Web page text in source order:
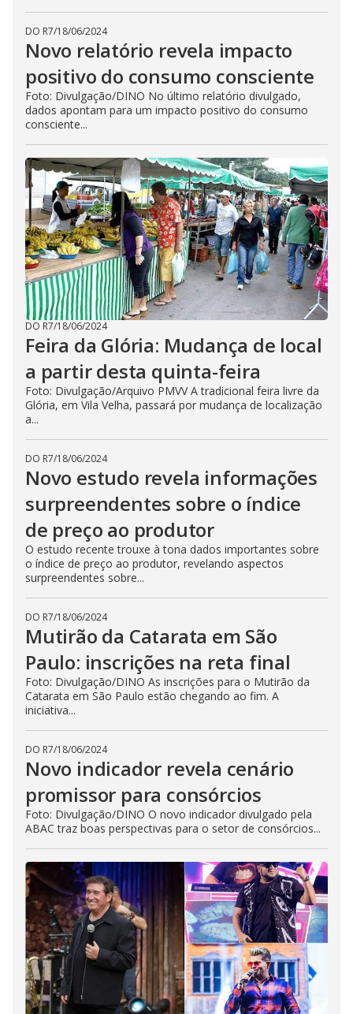
DO R7/18/06/2024
Novo relatório revela impacto
positivo do consumo consciente
Foto: Divulgação/DINO No último relatório divulgado,
dados apontam para um impacto positivo do consumo
consciente...
DO R7/18/06/2024
Feira da Glória: Mudança de local
a partir desta quinta-feira
Foto: Divulgação/Arquivo PMVV A tradicional feira livre da
Glória, em Vila Velha, passará por mudança de localização
a...
DO R7/18/06/2024
Novo estudo revela informações
surpreendentes sobre o índice
de preço ao produtor
O estudo recente trouxe à tona dados importantes sobre
o índice de preço ao produtor, revelando aspectos
surpreendentes sobre...
DO R7/18/06/2024
Mutirão da Catarata em São
Paulo: inscrições na reta final
Foto: Divulgação/DINO As inscrições para o Mutirão da
Catarata em São Paulo estão chegando ao fim. A
iniciativa...
DO R7/18/06/2024
Novo indicador revela cenário
promissor para consórcios
Foto: Divulgação/DINO O novo indicador divulgado pela
ABAC traz boas perspectivas para o setor de consórcios...